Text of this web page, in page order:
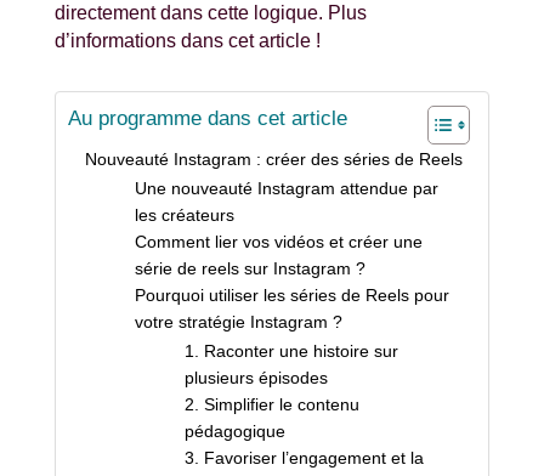
directement dans cette logique. Plus
d’informations dans cet article !
Au programme dans cet article
Nouveauté Instagram : créer des séries de Reels
Une nouveauté Instagram attendue par
les créateurs
Comment lier vos vidéos et créer une
série de reels sur Instagram ?
Pourquoi utiliser les séries de Reels pour
votre stratégie Instagram ?
1. Raconter une histoire sur
plusieurs épisodes
2. Simplifier le contenu
pédagogique
3. Favoriser l’engagement et la